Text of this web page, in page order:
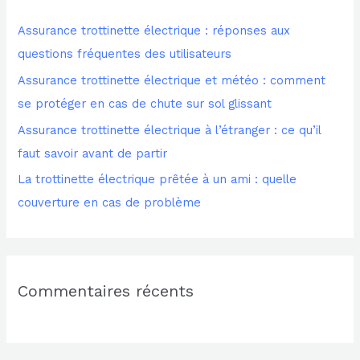
c
h
e
r
:
Assurance trottinette électrique : réponses aux
questions fréquentes des utilisateurs
Assurance trottinette électrique et météo : comment
se protéger en cas de chute sur sol glissant
Assurance trottinette électrique à l’étranger : ce qu’il
faut savoir avant de partir
La trottinette électrique prêtée à un ami : quelle
couverture en cas de problème
Commentaires récents